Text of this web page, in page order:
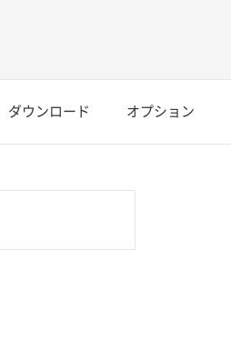
ダウンロード オプション